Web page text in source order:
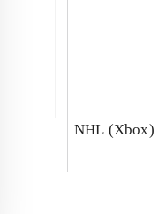
NHL (Xbox)